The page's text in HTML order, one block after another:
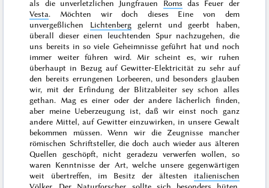
als die unverletzlichen Jungfrauen Roms das Feuer der
Vesta. Möchten wir doch dieses Eine von dem
unvergeßlichen Lichtenberggelernt und geerbt haben,
überall dieser einen leuchtenden Spur nachzugehen, die
uns bereits in so viele Geheimnisse geführt hat und noch
immer weiter führen wird. Mir scheint es, wir ruhen
überhaupt in Bezug auf Gewitter-Elektricität zu sehr auf
den bereits errungenen Lorbeeren, und besonders glauben
wir, mit der Erfindung der Blitzableiter sey schon alles
gethan. Mag es einer oder der andere lächerlich finden,
aber meine Ueberzeugung ist, daß wir einst noch ganz
andere Mittel, auf Gewitter einzuwirken, in unsere Gewalt
bekommen müssen. Wenn wir die Zeugnisse mancher
römischen Schriftsteller, die doch auch wieder aus älteren
Quellen geschöpft, nicht geradezu verwerfen wollen, so
waren Kenntnisse der Art, welche unsere gegenwärtigen
weit übertreffen, im Besitz der ältesten italienischen